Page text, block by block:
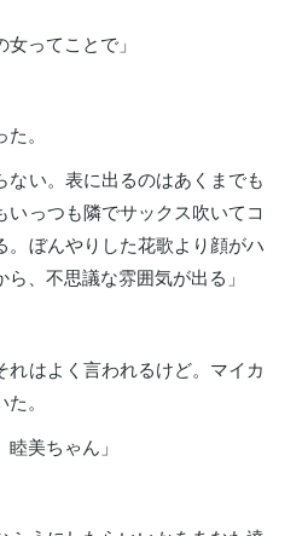
女ってことで」
。
ない。表に出るのはあくまでも
いっつも隣でサックス吹いてコ
。ぼんやりした花歌より顔がハ
、不思議な雰囲気が出る」
れはよく言われるけど。マイカ
。
睦美ちゃん」